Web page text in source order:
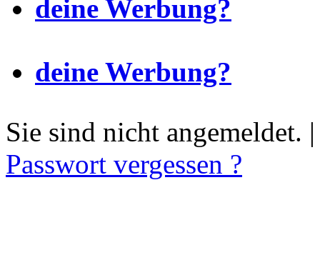
deine Werbung?
deine Werbung?
Sie sind nicht angemeldet. |
Passwort vergessen ?